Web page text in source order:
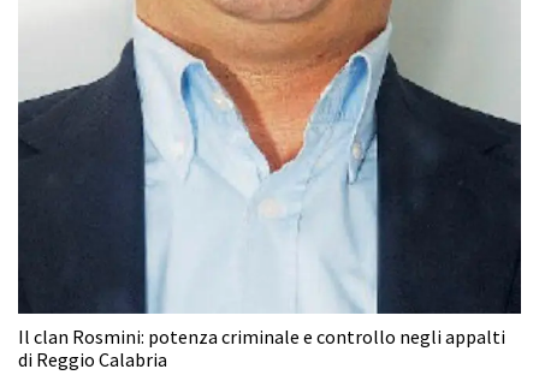
Il clan Rosmini: potenza criminale e controllo negli appalti
di Reggio Calabria